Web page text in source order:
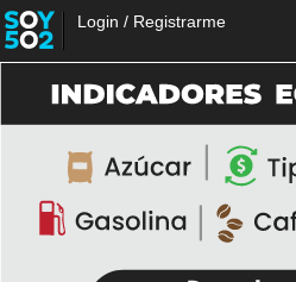
Login / Registrarme